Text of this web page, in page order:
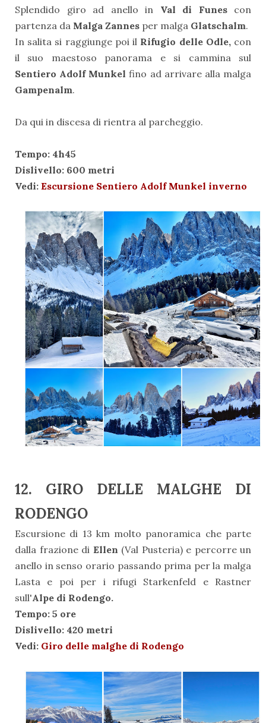
Splendido giro ad anello in Val di Funescon
partenza da Malga Zannes per malga Glatschalm.
In salita si raggiunge poi il Rifugio delle Odle, con
il suo maestoso panorama e si cammina sul
Sentiero Adolf Munkelfino ad arrivare alla malga
Gampenalm.
Da qui in discesa di rientra al parcheggio.
Tempo: 4h45
Dislivello: 600 metri
Vedi: Escursione Sentiero Adolf Munkel inverno
12. GIRO DELLE MALGHE DI
RODENGO
Escursione di 13 km molto panoramica che parte
dalla frazione di Ellen (Val Pusteria) e percorre un
anello in senso orario passando prima per la malga
Lasta e poi per i rifugi Starkenfeld e Rastner
sull'Alpe di Rodengo.
Tempo: 5 ore
Dislivello: 420 metri
Vedi: Giro delle malghe di Rodengo